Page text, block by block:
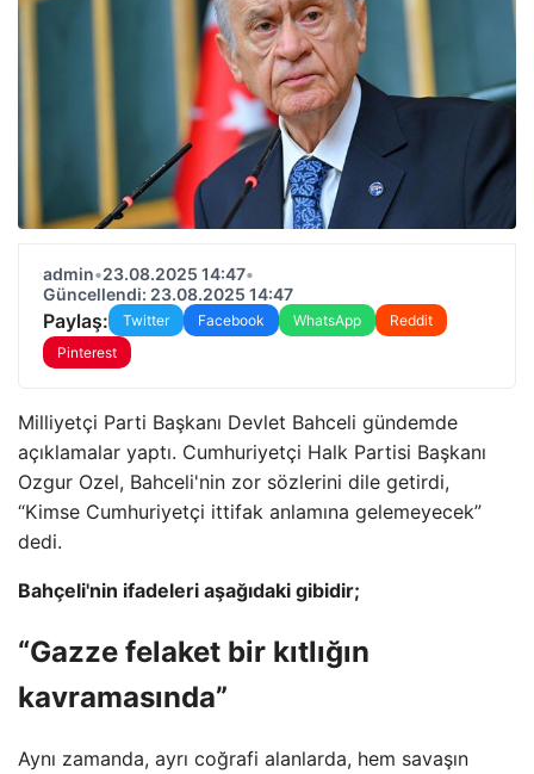
admin•23.08.2025 14:47•
Güncellendi: 23.08.2025 14:47
Paylaş: Twitter Facebook WhatsApp
Reddit
Pinterest
Milliyetçi Parti Başkanı Devlet Bahceli gündemde
açıklamalar yaptı. Cumhuriyetçi Halk Partisi Başkanı
Ozgur Ozel, Bahceli'nin zor sözlerini dile getirdi,
“Kimse Cumhuriyetçi ittifak anlamına gelemeyecek”
dedi.
Bahçeli'nin ifadeleri aşağıdaki gibidir;
“Gazze felaket bir kıtlığın
kavramasında”
Aynı zamanda, ayrı coğrafi alanlarda, hem savaşın